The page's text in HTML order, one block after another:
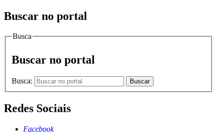
Buscar no portal
Busca
Buscar no portal
Busca: Buscar
Redes Sociais
Facebook